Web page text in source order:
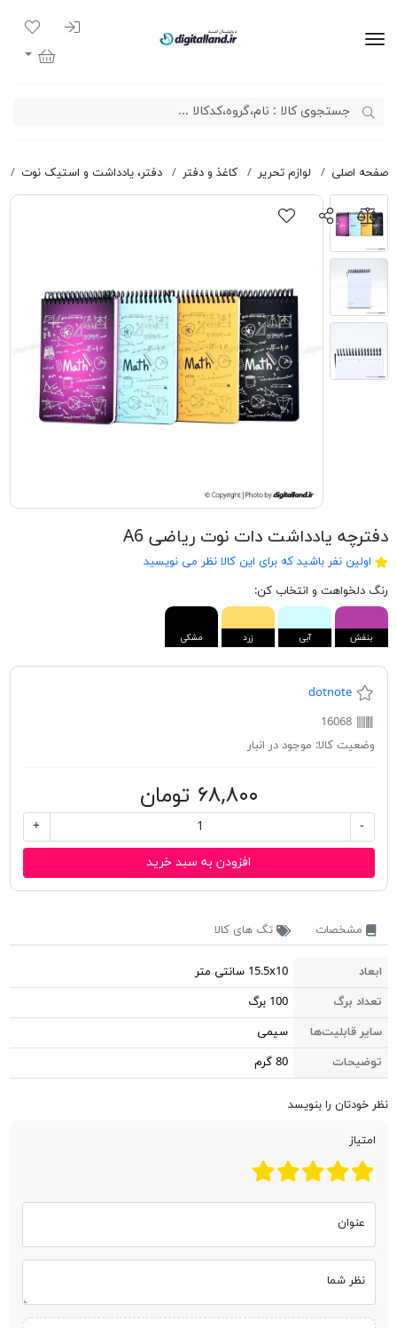
ورود به
لیست
سبد خرید
صفحه اصلی لوازم تحریر کاغذ و دفتر دفتر، یادداشت و استیک نوت
دفترچه یادداشت دات نوت ریاضی A6
اولین نفر باشید که برای این کالا نظر می نویسید
رنگ دلخواهت و انتخاب کن:
بنفش آبی زرد مشکی
dotnote
16068
وضعیت کالا: موجود در انبار
۶۸,۸۰۰ تومان
-
+
افزودن به سبد خرید
مشخصات تگ های کالا
ابعاد
15.5x10 سانتی متر
تعداد برگ
100 برگ
سایر قابلیت‌ها
سیمی
توضیحات
80 گرم
نظر خودتان را بنویسد
امتیاز
عنوان
نظر شما